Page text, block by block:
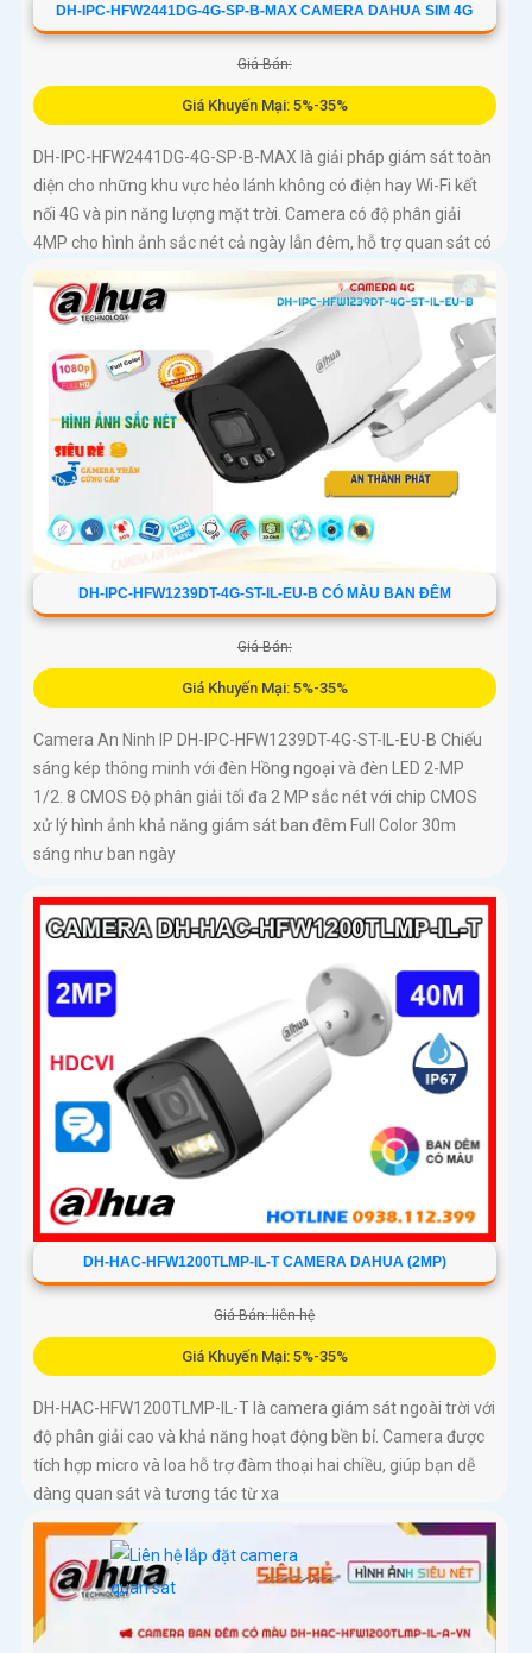
DH-IPC-HFW2441DG-4G-SP-B-MAX CAMERA DAHUA SIM 4G
Giá Bán:
Giá Khuyến Mại: 5%-35%
DH-IPC-HFW2441DG-4G-SP-B-MAX là giải pháp giám sát toàn
diện cho những khu vực hẻo lánh không có điện hay Wi-Fi kết
nối 4G và pin năng lượng mặt trời. Camera có độ phân giải
4MP cho hình ảnh sắc nét cả ngày lẫn đêm, hỗ trợ quan sát có
màu ban đêm đến 20m, hồng ngoại 30m và đàm thoại hai
chiều
DH-IPC-HFW1239DT-4G-ST-IL-EU-B CÓ MÀU BAN ĐÊM
Giá Bán:
Giá Khuyến Mại: 5%-35%
Camera An Ninh IP DH-IPC-HFW1239DT-4G-ST-IL-EU-B Chiếu
sáng kép thông minh với đèn Hồng ngoại và đèn LED 2-MP
1/2. 8 CMOS Độ phân giải tối đa 2 MP sắc nét với chip CMOS
xử lý hình ảnh khả năng giám sát ban đêm Full Color 30m
sáng như ban ngày
DH-HAC-HFW1200TLMP-IL-T CAMERA DAHUA (2MP)
Giá Bán: liên hệ
Giá Khuyến Mại: 5%-35%
DH-HAC-HFW1200TLMP-IL-T là camera giám sát ngoài trời với
độ phân giải cao và khả năng hoạt động bền bỉ. Camera được
tích hợp micro và loa hỗ trợ đàm thoại hai chiều, giúp bạn dễ
dàng quan sát và tương tác từ xa